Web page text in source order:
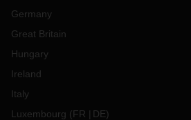
Germany
Great Britain
Hungary
Ireland
Italy
Luxembourg (FR DE)